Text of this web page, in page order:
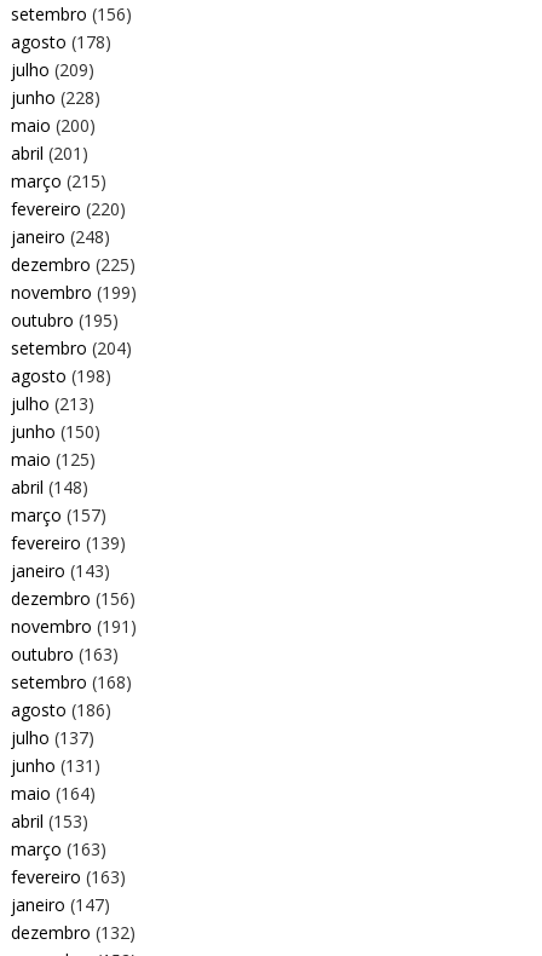
setembro (156)
agosto (178)
julho (209)
junho (228)
maio (200)
abril (201)
março (215)
fevereiro (220)
janeiro (248)
dezembro (225)
novembro (199)
outubro (195)
setembro (204)
agosto (198)
julho (213)
junho (150)
maio (125)
abril (148)
março (157)
fevereiro (139)
janeiro (143)
dezembro (156)
novembro (191)
outubro (163)
setembro (168)
agosto (186)
julho (137)
junho (131)
maio (164)
abril (153)
março (163)
fevereiro (163)
janeiro (147)
dezembro (132)